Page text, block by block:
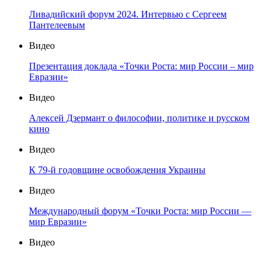
Ливадийский форум 2024. Интервью с Сергеем
Пантелеевым
Видео
Презентация доклада «Точки Роста: мир России – мир
Евразии»
Видео
Алексей Дзермант о философии, политике и русском
кино
Видео
К 79-й годовщине освобождения Украины
Видео
Международный форум «Точки Роста: мир России —
мир Евразии»
Видео